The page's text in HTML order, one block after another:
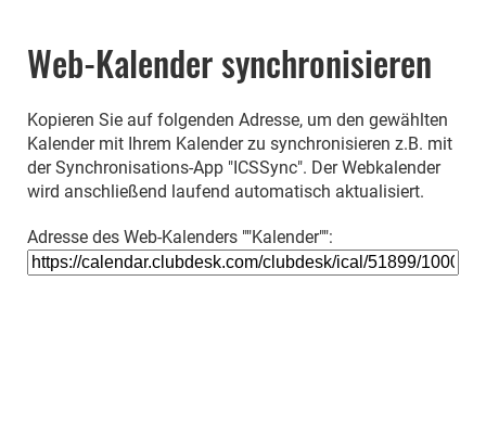
Web-Kalender synchronisieren
Kopieren Sie auf folgenden Adresse, um den gewählten
Kalender mit Ihrem Kalender zu synchronisieren z.B. mit
der Synchronisations-App "ICSSync". Der Webkalender
wird anschließend laufend automatisch aktualisiert.
Adresse des Web-Kalenders ""Kalender"":